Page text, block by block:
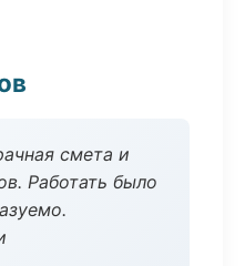
смета и
Работать было